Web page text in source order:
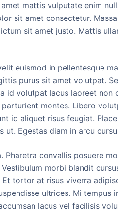
mattis vulputate enim
sit amet consectetur.
sit amet justo. Mattis
euismod in pellentesque
purus sit amet volutpat.
id volutpat lacus laoreet non
montes. Libero
id aliquet risus feugiat.
ut. Egestas diam in arcu
Pharetra convallis posuere
morbi blandit
Et tortor at risus viverra
ultrices. Mi tempus
lacus vel facilisis